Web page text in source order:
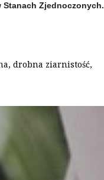
Stanach Zjednoczonych.
, drobna ziarnistość,